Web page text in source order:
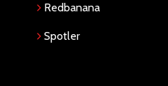
Redbanana
Spotler